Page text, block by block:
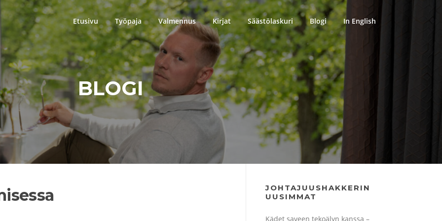
Etusivu Työpaja Valmennus Kirjat Säästölaskuri Blogi In English
BLOGI
JOHTAJUUSHAKKERIN
UUSIMMAT
Kädet saveen tekoälyn kanssa –